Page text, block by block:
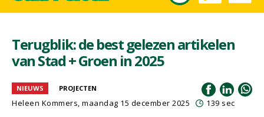
Terugblik: de best gelezen artikelen
van Stad + Groen in 2025
NIEUWS PROJECTEN
Heleen Kommers, maandag 15 december 2025 139 sec